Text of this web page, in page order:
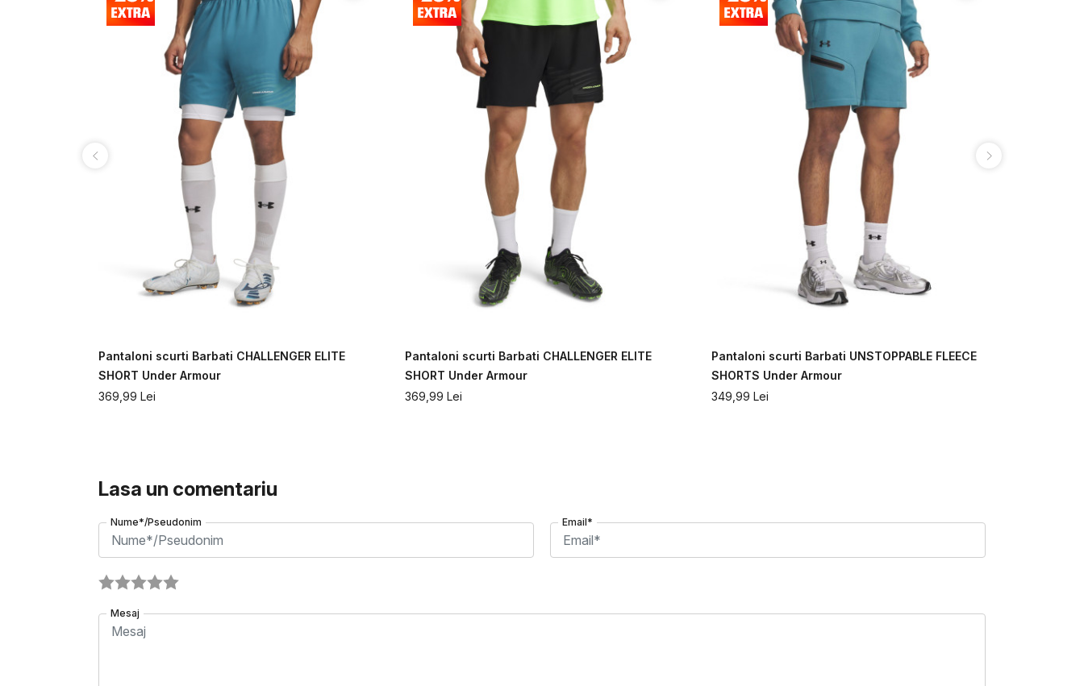
Pantaloni scurti Barbati CHALLENGER ELITE
SHORT Under Armour
369,99 Lei
Pantaloni scurti Barbati CHALLENGER ELITE
SHORT Under Armour
369,99 Lei
Pantaloni scurti Barbati UNSTOPPABLE FLEECE
SHORTS Under Armour
349,99 Lei
Lasa un comentariu
Nume*/Pseudonim Email*
Mesaj